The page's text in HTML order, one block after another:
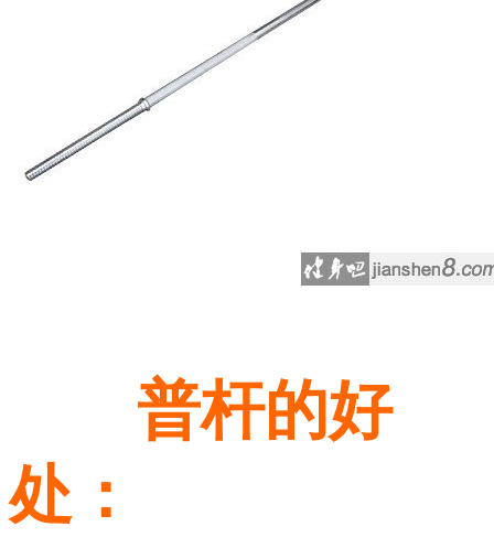
普杆的好
处：